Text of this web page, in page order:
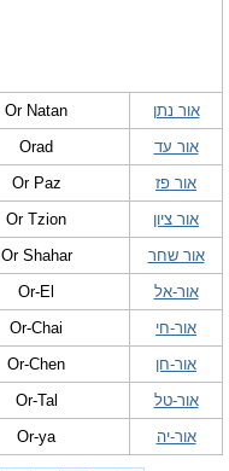
אור נתן Or Natan
אור עד
Orad
אור פז
Or Paz
אור ציון
Or Tzion
אור שחר
Or Shahar
אור-אל
Or-El
אור-חי
Or-Chai
אור-חן
Or-Chen
אור-טל
Or-Tal
אור-יה
Or-ya